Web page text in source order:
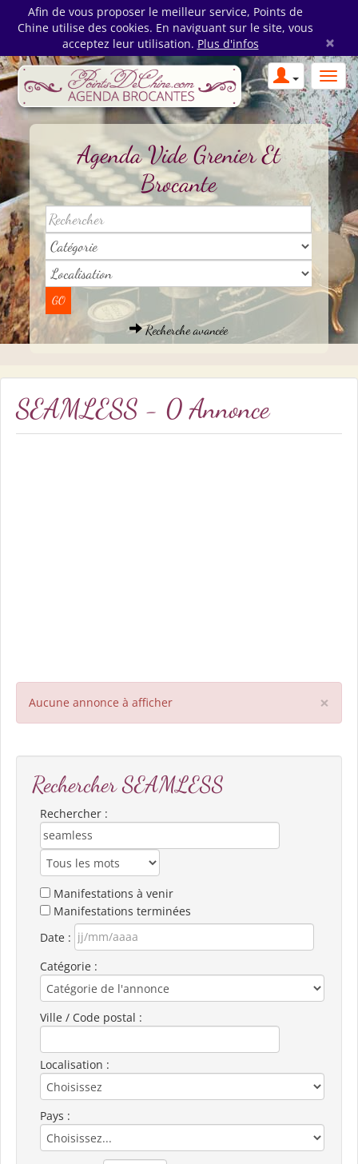
Afin de vous proposer le meilleur service, Points de
Chine utilise des cookies. En naviguant sur le site, vous
acceptez leur utilisation. Plus d'infos ×
Agenda Vide Grenier Et
Brocante
Recherche avancée
SEAMLESS - 0 Annonce
×
Aucune annonce à afficher
Rechercher SEAMLESS
Rechercher :
Manifestations à venir
Manifestations terminées
Date :
Catégorie :
Ville / Code postal :
Localisation :
Pays :